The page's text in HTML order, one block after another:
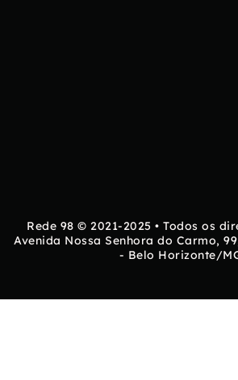
Rede 98 © 2021-2025 • Todos os
Avenida Nossa Senhora do Carmo,
- Belo Horizonte/